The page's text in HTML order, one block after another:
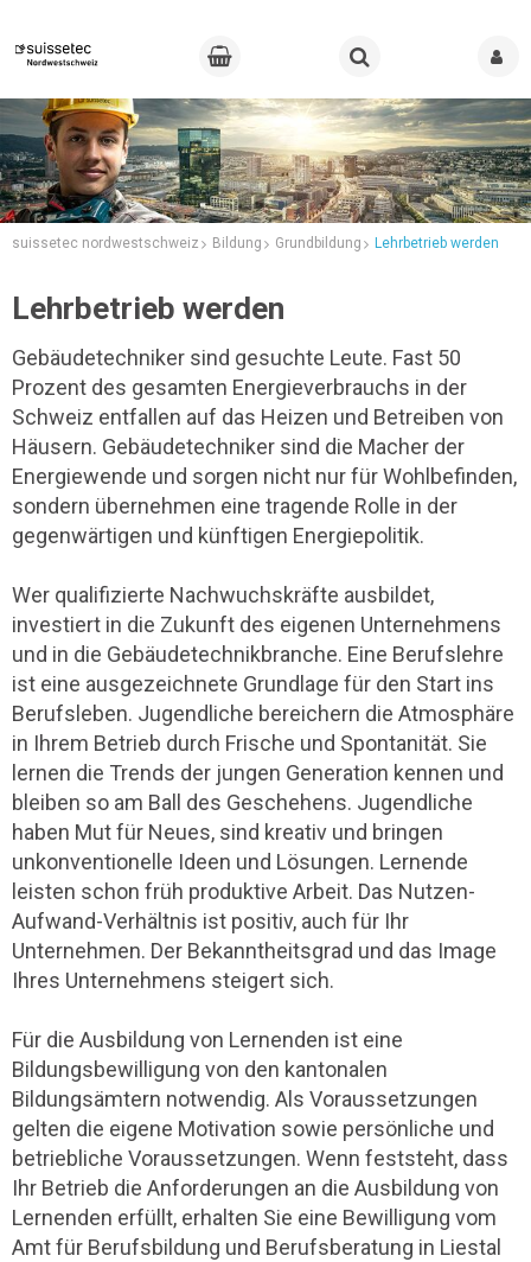
suissetec nordwestschweiz Bildung Grundbildung Lehrbetrieb werden
Lehrbetrieb werden
Gebäudetechniker sind gesuchte Leute. Fast 50
Prozent des gesamten Energieverbrauchs in der
Schweiz entfallen auf das Heizen und Betreiben von
Häusern. Gebäudetechniker sind die Macher der
Energiewende und sorgen nicht nur für Wohlbefinden,
sondern übernehmen eine tragende Rolle in der
gegenwärtigen und künftigen Energiepolitik.
Wer qualifizierte Nachwuchskräfte ausbildet,
investiert in die Zukunft des eigenen Unternehmens
und in die Gebäudetechnikbranche. Eine Berufslehre
ist eine ausgezeichnete Grundlage für den Start ins
Berufsleben. Jugendliche bereichern die Atmosphäre
in Ihrem Betrieb durch Frische und Spontanität. Sie
lernen die Trends der jungen Generation kennen und
bleiben so am Ball des Geschehens. Jugendliche
haben Mut für Neues, sind kreativ und bringen
unkonventionelle Ideen und Lösungen. Lernende
leisten schon früh produktive Arbeit. Das Nutzen-
Aufwand-Verhältnis ist positiv, auch für Ihr
Unternehmen. Der Bekanntheitsgrad und das Image
Ihres Unternehmens steigert sich.
Für die Ausbildung von Lernenden ist eine
Bildungsbewilligung von den kantonalen
Bildungsämtern notwendig. Als Voraussetzungen
gelten die eigene Motivation sowie persönliche und
betriebliche Voraussetzungen. Wenn feststeht, dass
Ihr Betrieb die Anforderungen an die Ausbildung von
Lernenden erfüllt, erhalten Sie eine Bewilligung vom
Amt für Berufsbildung und Berufsberatung in Liestal